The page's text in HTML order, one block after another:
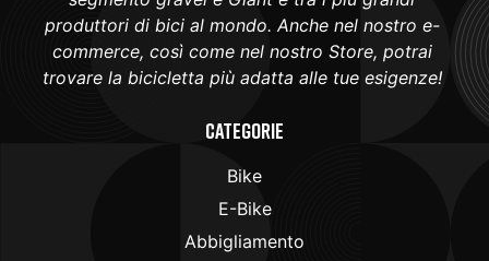
produttori di bici al mondo. Anche nel nostro e-
commerce, così come nel nostro Store, potrai
trovare la bicicletta più adatta alle tue esigenze!
Categorie
Bike
E-Bike
Abbigliamento